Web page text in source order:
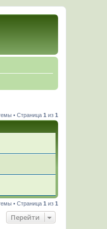
• Страница 1 из 1
• Страница 1 из 1
Перейти